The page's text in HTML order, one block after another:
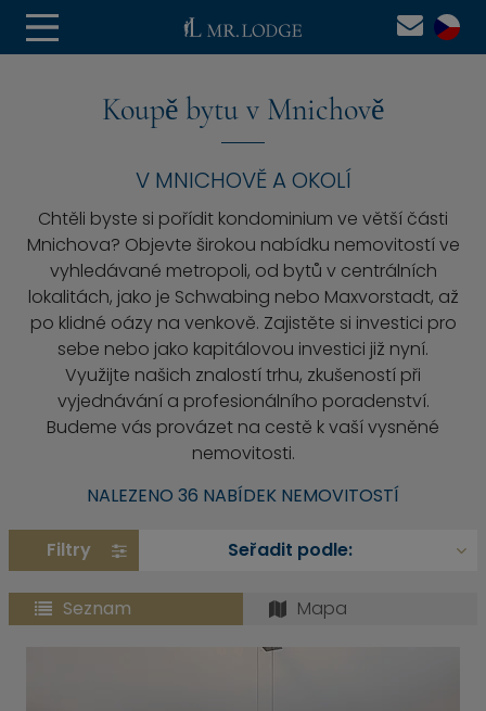
Koupě bytu v Mnichově
V MNICHOVĚ A OKOLÍ
Chtěli byste si pořídit kondominium ve větší části
Mnichova? Objevte širokou nabídku nemovitostí ve
vyhledávané metropoli, od bytů v centrálních
lokalitách, jako je Schwabing nebo Maxvorstadt, až
po klidné oázy na venkově. Zajistěte si investici pro
sebe nebo jako kapitálovou investici již nyní.
Využijte našich znalostí trhu, zkušeností při
vyjednávání a profesionálního poradenství.
Budeme vás provázet na cestě k vaší vysněné
nemovitosti.
NALEZENO 36 NABÍDEK NEMOVITOSTÍ
Filtry
Seznam Mapa